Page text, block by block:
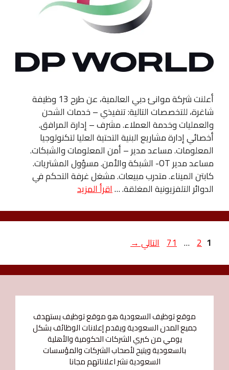
أعلنت شركة موانئ دبي العالمية، عن طرح 13 وظيفة
شاغرة، للتخصصات التالية: تنفيذي – خدمات الشحن
والعمليات وخدمة العملاء. مشرف – إدارة المرافق.
أخصائي إدارة مشاريع البنية التحتية العليا لتكنولوجيا
المعلومات. مساعد مدير – أمن المعلومات والشبكات.
مساعد مدير OT- الشبكة والأمن. مسؤول المشتريات.
كابتن الميناء. متدرب مبيعات. مشغل غرفة التحكم في
الدوائر التلفزيونية المغلقة. …اقرأ المزيد
Page
1
Page
2
…
Page
71 التالي→
موقع توظيف السعودية هو موقع توظيف يستهدف
جميع المدن السعودية ويقدم إعلانات الوظائف بشكل
يومي من كبري الشركات الحكومية والأهلية
بالسعودية ويتيح لأصحاب الشركات والمؤسسات
السعودية نشر اعلاناتهم مجانا